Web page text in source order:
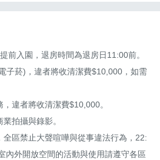
前入園，退房時間為退房日11:00前。
子菸)，違者將收清潔費$10,000，如需
違者將收清潔費$10,000。
拍攝與錄影。
區禁止大聲喧嘩與從事違法行為，22:
內外開放空間的活動與使用請遵守各區